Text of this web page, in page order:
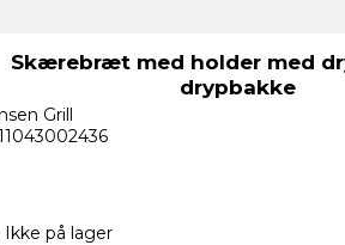
Skærebræt med holder med
drypbakke
Grill
Ikke på lager